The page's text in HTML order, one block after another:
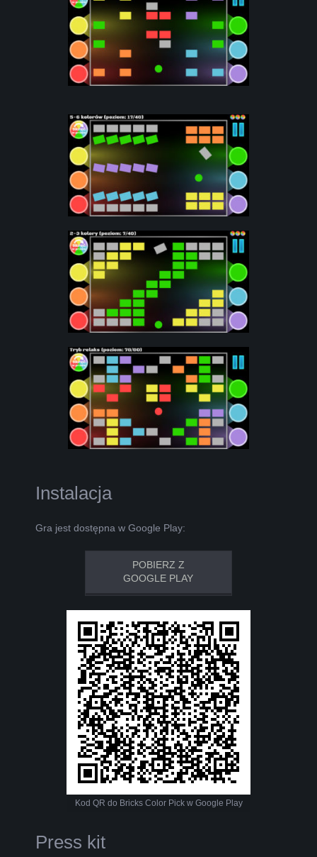
Instalacja
Gra jest dostępna w Google Play:
POBIERZ Z
GOOGLE PLAY
Kod QR do Bricks Color Pick w Google Play
Press kit